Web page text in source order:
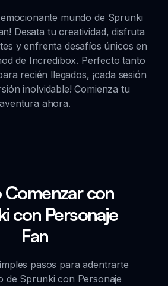
mundo de Sprunki
Desata tu creatividad, disfruta
y enfrenta desafíos únicos en
de Incredibox. Perfecto tanto
recién llegados, ¡cada sesión
inolvidable! Comienza tu
aventura ahora.
Comenzar con
con Personaje
Fan
pasos para adentrarte
de Sprunki con Personaje